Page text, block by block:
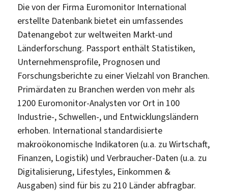
Die von der Firma Euromonitor International
erstellte Datenbank bietet ein umfassendes
Datenangebot zur weltweiten Markt-und
Länderforschung. Passport enthält Statistiken,
Unternehmensprofile, Prognosen und
Forschungsberichte zu einer Vielzahl von Branchen.
Primärdaten zu Branchen werden von mehr als
1200 Euromonitor-Analysten vor Ort in 100
Industrie-, Schwellen-, und Entwicklungsländern
erhoben. International standardisierte
makroökonomische Indikatoren (u.a. zu Wirtschaft,
Finanzen, Logistik) und Verbraucher-Daten (u.a. zu
Digitalisierung, Lifestyles, Einkommen &
Ausgaben) sind für bis zu 210 Länder abfragbar.